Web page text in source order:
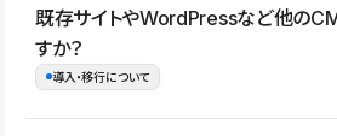
コーポレートサイト、サービスサイト、
グ・メディア、イベントサイト、店舗・
ォリオなど幅広く制作できます。
既存サイトやWordPressなど他の
すか？
導入・移行について